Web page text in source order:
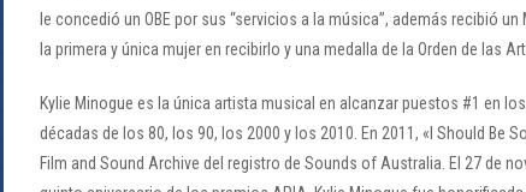
le concedió un OBE por sus “servicios a la música”, además recibió
la primera y única mujer en recibirlo y una medalla de la Orden de las
Kylie Minogue es la única artista musical en alcanzar puestos #1 en
décadas de los 80, los 90, los 2000 y los 2010. En 2011, «I Should Be
Film and Sound Archive del registro de Sounds of Australia. El 27 de